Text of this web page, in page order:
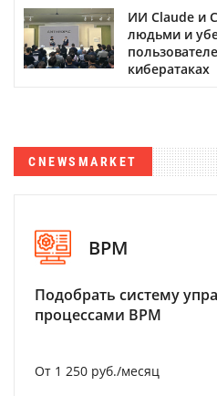
ИИ Claude и
людьми и
кибератаках
CNEWSMARKET
BPM
Подобрать систему
процессами BPM
От 1 250 руб./месяц